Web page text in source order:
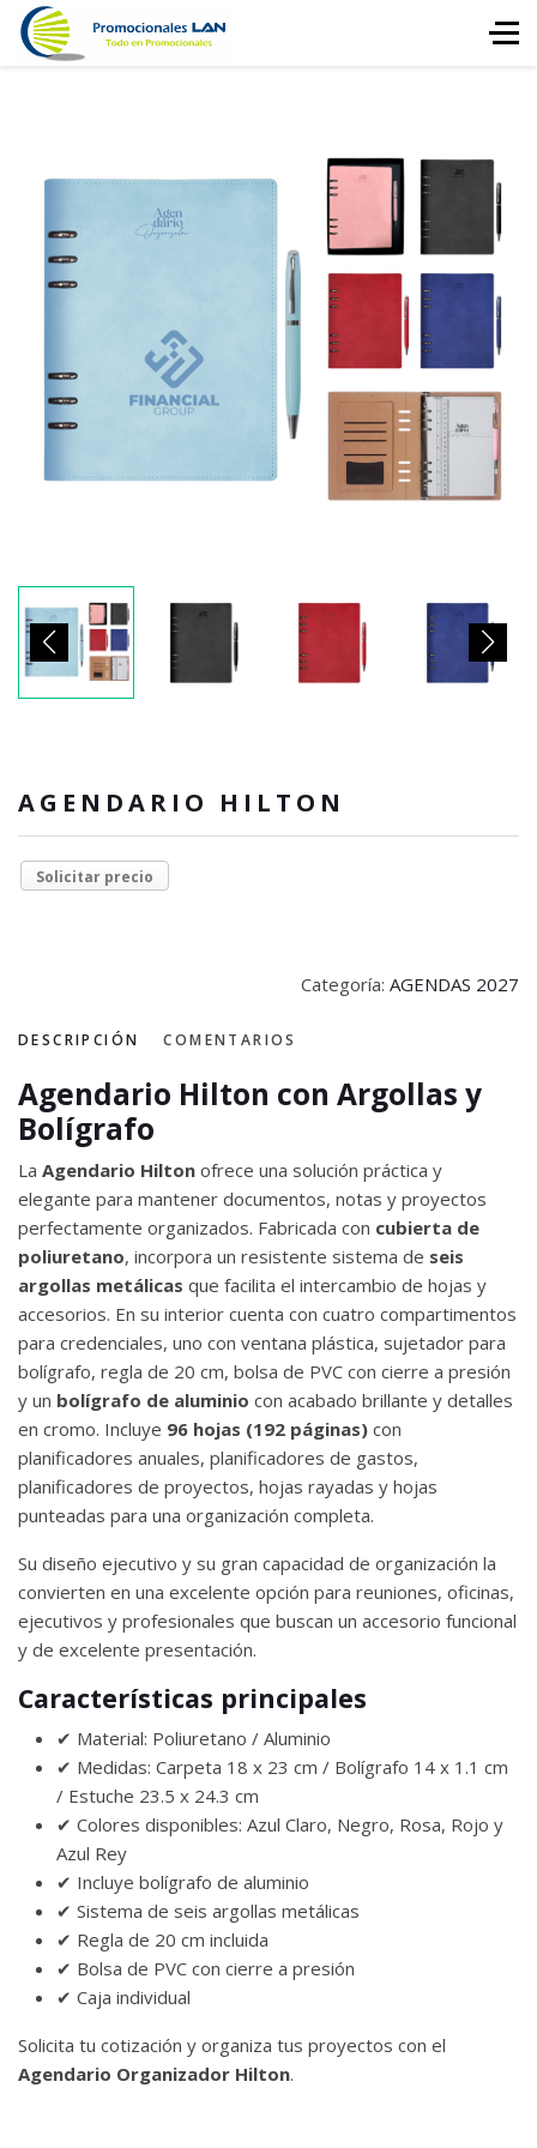
AGENDARIO HILTON
Solicitar precio
Categoría: AGENDAS 2027
DESCRIPCIÓN COMENTARIOS
Agendario Hilton con Argollas y
Bolígrafo
La Agendario Hilton ofrece una solución práctica y
elegante para mantener documentos, notas y proyectos
perfectamente organizados. Fabricada con cubierta de
poliuretano, incorpora un resistente sistema de seis
argollas metálicas que facilita el intercambio de hojas y
accesorios. En su interior cuenta con cuatro compartimentos
para credenciales, uno con ventana plástica, sujetador para
bolígrafo, regla de 20 cm, bolsa de PVC con cierre a presión
y un bolígrafo de aluminio con acabado brillante y detalles
en cromo. Incluye 96 hojas (192 páginas) con
planificadores anuales, planificadores de gastos,
planificadores de proyectos, hojas rayadas y hojas
punteadas para una organización completa.
Su diseño ejecutivo y su gran capacidad de organización la
convierten en una excelente opción para reuniones, oficinas,
ejecutivos y profesionales que buscan un accesorio funcional
y de excelente presentación.
Características principales
✔ Material: Poliuretano / Aluminio
✔ Medidas: Carpeta 18 x 23 cm / Bolígrafo 14 x 1.1 cm
/ Estuche 23.5 x 24.3 cm
✔ Colores disponibles: Azul Claro, Negro, Rosa, Rojo y
Azul Rey
✔ Incluye bolígrafo de aluminio
✔ Sistema de seis argollas metálicas
✔ Regla de 20 cm incluida
✔ Bolsa de PVC con cierre a presión
✔ Caja individual
Solicita tu cotización y organiza tus proyectos con el
Agendario Organizador Hilton.